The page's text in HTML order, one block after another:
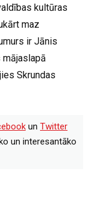
kultūras
maz
ir Jānis
mājaslapā
Skrundas
un Twitter
un interesantāko